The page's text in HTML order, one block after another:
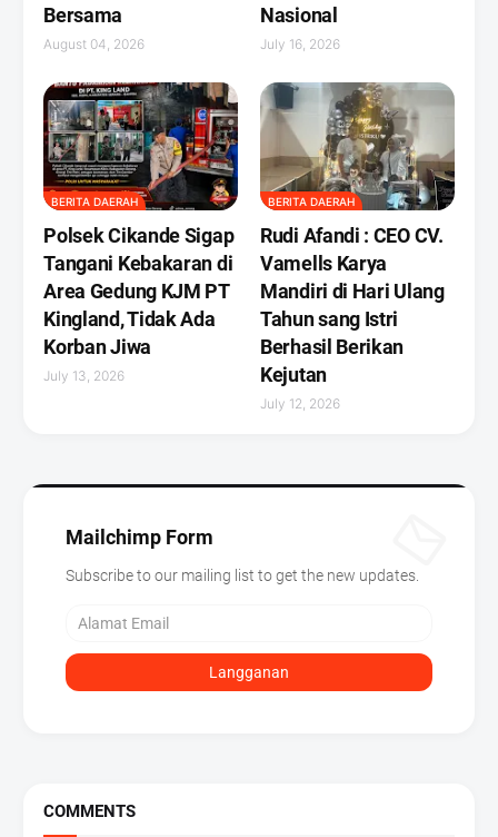
Bersama
August 04, 2026
Nasional
July 16, 2026
BERITA DAERAH
Polsek Cikande Sigap
Tangani Kebakaran di
Area Gedung KJM PT
Kingland, Tidak Ada
Korban Jiwa
July 13, 2026
BERITA DAERAH
Rudi Afandi : CEO CV.
Vamells Karya
Mandiri di Hari Ulang
Tahun sang Istri
Berhasil Berikan
Kejutan ‎
July 12, 2026
Mailchimp Form
Subscribe to our mailing list to get the new updates.
COMMENTS